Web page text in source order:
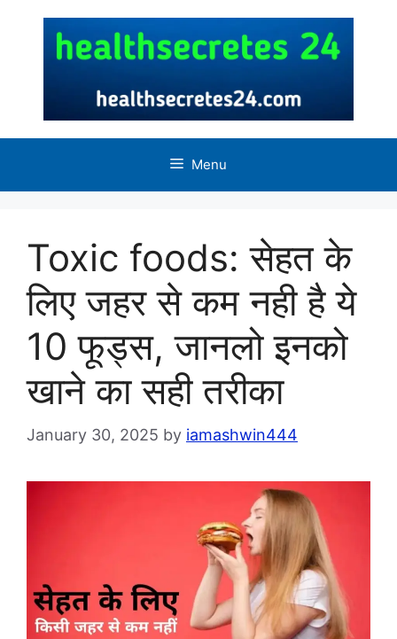
content
Menu
Toxic foods: सेहत के
लिए जहर से कम नही है ये
10 फूड्स, जानलो इनको
खाने का सही तरीका
January 30, 2025 by iamashwin444